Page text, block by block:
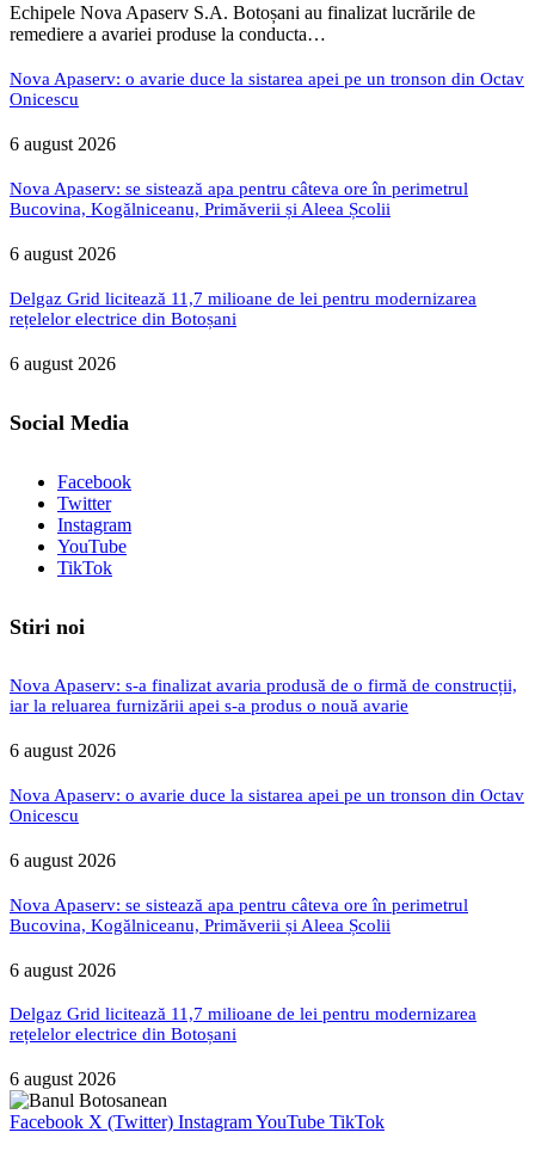
Echipele Nova Apaserv S.A. Botoșani au finalizat lucrările de
remediere a avariei produse la conducta…
Nova Apaserv: o avarie duce la sistarea apei pe un tronson din Octav
Onicescu
6 august 2026
Nova Apaserv: se sistează apa pentru câteva ore în perimetrul
Bucovina, Kogălniceanu, Primăverii și Aleea Școlii
6 august 2026
Delgaz Grid licitează 11,7 milioane de lei pentru modernizarea
rețelelor electrice din Botoșani
6 august 2026
Social Media
Facebook
Twitter
Instagram
YouTube
TikTok
Stiri noi
Nova Apaserv: s-a finalizat avaria produsă de o firmă de construcții,
iar la reluarea furnizării apei s-a produs o nouă avarie
6 august 2026
Nova Apaserv: o avarie duce la sistarea apei pe un tronson din Octav
Onicescu
6 august 2026
Nova Apaserv: se sistează apa pentru câteva ore în perimetrul
Bucovina, Kogălniceanu, Primăverii și Aleea Școlii
6 august 2026
Delgaz Grid licitează 11,7 milioane de lei pentru modernizarea
rețelelor electrice din Botoșani
6 august 2026
Facebook X (Twitter) InstagramYouTube TikTok